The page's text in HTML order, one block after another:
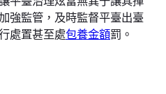
強監管，及時監督平臺出臺
處置甚至處包養金額罰。